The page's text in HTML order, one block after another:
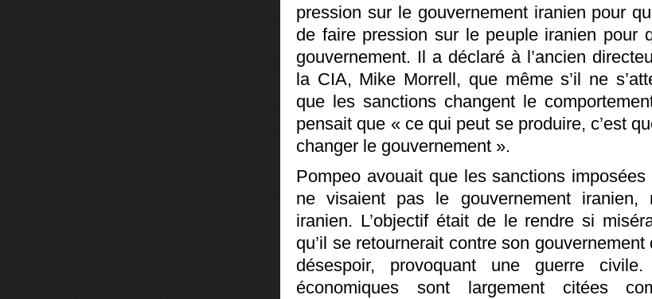
pression sur le gouvernement iranien pour
de faire pression sur le peuple iranien pour
gouvernement. Il a déclaré à l’ancien
la CIA, Mike Morrell, que même s’il ne
que les sanctions changent le
pensait que « ce qui peut se produire, c’est
changer le gouvernement ».
Pompeo avouait que les sanctions imposées
ne visaient pas le gouvernement iranien,
iranien. L’objectif était de le rendre si
qu’il se retournerait contre son
désespoir, provoquant une guerre
économiques sont largement citées